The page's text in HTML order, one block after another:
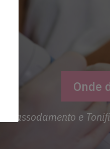
Onde
Rassodamento e